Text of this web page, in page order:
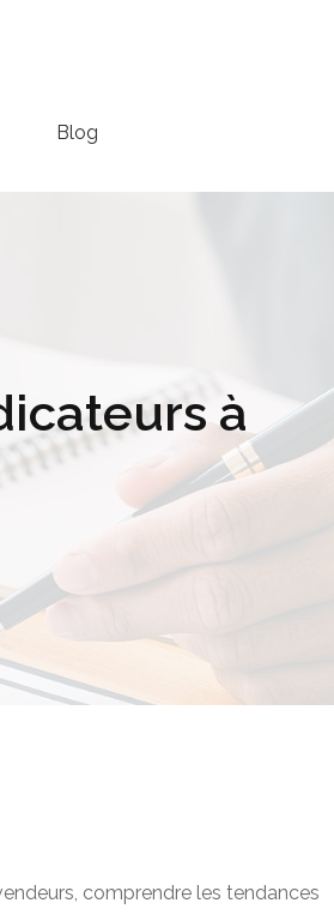
Blog
à
comprendre les tendances